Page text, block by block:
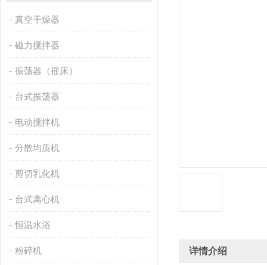
真空干燥器
磁力搅拌器
振荡器（摇床）
台式振荡器
电动搅拌机
分散均质机
剪切乳化机
台式离心机
恒温水浴
粉碎机 详情介绍